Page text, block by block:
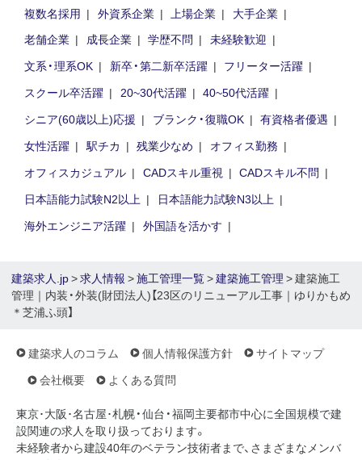
複数名採用
外資系企業 上場企業
大手企業
老舗企業
成長企業 学歴不問
未経験歓迎
文系・理系OK
新卒・第二新卒活躍
フリーター活躍
スクール卒活躍
20~30代活躍
40~50代活躍
シニア(60歳以上)応援
ブランク・復職OK
有資格者優遇
女性活躍
駅チカ 残業少なめ
オフィス勤務
オフィスカジュアル
CADスキル重視
CADスキル不問
日本語能力試験N2以上
日本語能力試験N3以上
海外エンジニア活躍
外国語を活かす
建築求人.jp>求人情報 >施工管理一覧>建築施工管理 > 建築施工
管理｜内装・外装(財団法人)【23区のリニューアル工事｜ゆりかもめ
＊芝浦ふ頭】
建築求人のコラム 個人情報保護方針
サイトマップ
会社概要
よくある質問
東京･大阪･名古屋･札幌・仙台・福岡主要都市中心に全国規模で建
設関連の求人を取り扱っております。
未経験者から建設40年のベテラン技術者まで、さまざまなメンバ